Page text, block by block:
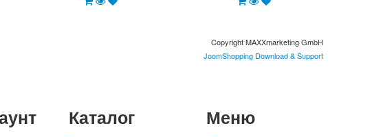
Copyright MAXXmarketing GmbH
JoomShopping Download & Support
Каталог Меню